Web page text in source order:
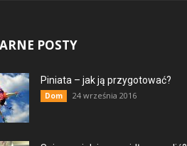
POSTY
Piniata – jak ją przygotować?
Dom 24 września 2016